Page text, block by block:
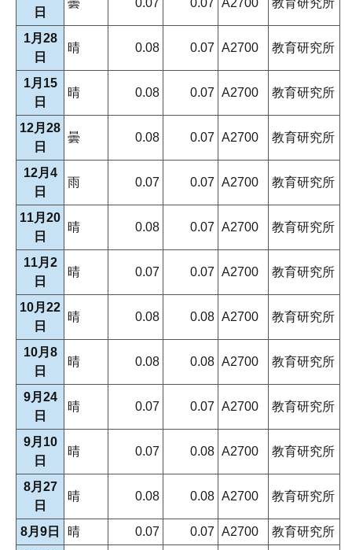
日
曇 0.07 0.07 A2700 教育研究所
1月28
日
晴 0.08 0.07 A2700 教育研究所
1月15
日
晴 0.08 0.07 A2700 教育研究所
12月28
日
曇 0.08 0.07 A2700 教育研究所
12月4
日
雨 0.07 0.07 A2700 教育研究所
11月20
日
晴 0.08 0.07 A2700 教育研究所
11月2
日
晴 0.07 0.07 A2700 教育研究所
10月22
日
晴 0.08 0.08 A2700 教育研究所
10月8
日
晴 0.08 0.08 A2700 教育研究所
9月24
日
晴 0.07 0.07 A2700 教育研究所
9月10
日
晴 0.07 0.08 A2700 教育研究所
8月27
日
晴 0.08 0.08 A2700 教育研究所
8月9日 晴 0.07 0.07 A2700
教育研究所